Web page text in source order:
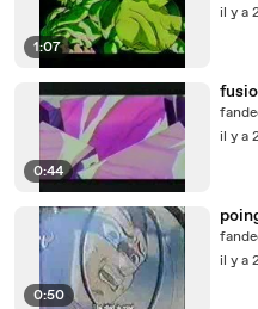
1:07
il y a
0:44
il y a
0:50
il y a